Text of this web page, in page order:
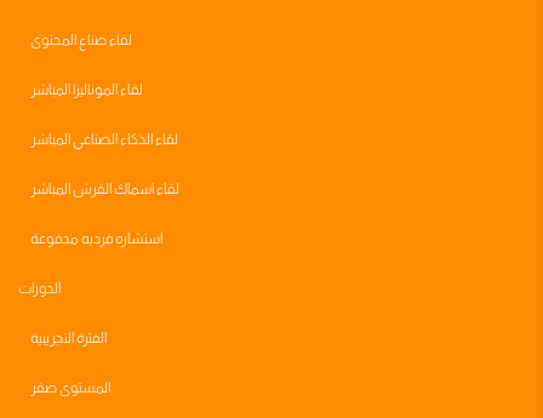
لقاء صناع المحتوى
لقاء الموناليزا المباشر
لقاء الذكاء الصناعي المباشر
لقاء اسماك القرش المباشر
استشاره فرديه مدفوعة
الدورات
الفترة التجريبية
المستوى صفر